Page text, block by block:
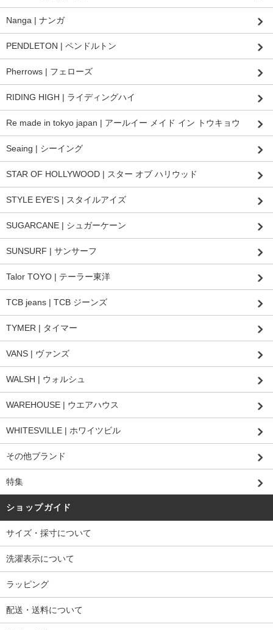
Nanga | ナンガ
PENDLETON | ペンドルトン
Pherrows | フェローズ
RIDING HIGH | ライディングハイ
Re made in tokyo japan | アールイー メイド イン トウキョウ
Seaing | シーイング
STAR OF HOLLYWOOD | スター オブ ハリウッド
STYLE EYE'S | スタイルアイズ
SUGARCANE | シュガーケーン
SUNSURF | サンサーフ
Talor TOYO | テーラー東洋
TCB jeans | TCB ジーンズ
TYMER | タイマー
VANS | ヴァンズ
WALSH | ウォルシュ
WAREHOUSE | ウエアハウス
WHITESVILLE | ホワイツビル
その他ブランド
特集
ショップガイド
サイズ・採寸について
洗濯表示について
ラッピング
配送・送料について